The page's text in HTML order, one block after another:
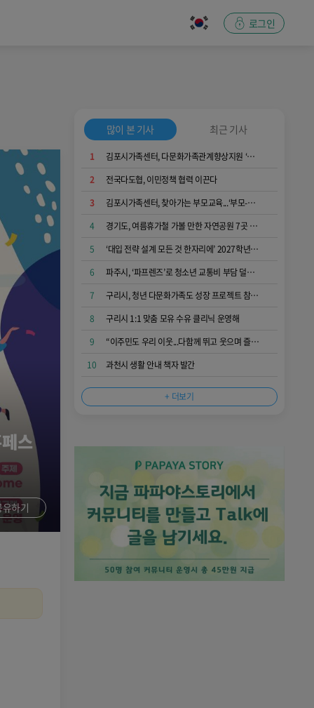
로그인
스
유하기
많이 본 기사 최근 기사
1
김포시가족센터, 다문화가족관계향상지원 ‘가족愛발견’ 운영...가족 소통과 공감 키워
2
전국다도협, 이민정책 협력 이끈다
3
김포시가족센터, 찾아가는 부모교육...‘부모-자녀 간 긍정적 의사소통 역량 키워요’
4
경기도, 여름휴가철 가볼 만한 자연공원 7곳 추천
5
‘대입 전략 설계 모든 것 한자리에’ 2027학년도 파주시 대학진학박람회
6
파주시, ‘파프렌즈’로 청소년 교통비 부담 덜었다
7
구리시, 청년 다문화가족도 성장 프로젝트 참여해요
8
구리시 1:1 맞춤 모유 수유 클리닉 운영해
9
“이주민도 우리 이웃...다함께 뛰고 웃으며 즐거운 추억 만들어요”
10
과천시 생활 안내 책자 발간
+ 더보기